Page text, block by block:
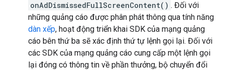
onAdDismissedFullScreenContent() . Đối với
những quảng cáo được phân phát thông qua tính năng
dàn xếp, hoạt động triển khai SDK của mạng quảng
cáo bên thứ ba sẽ xác định thứ tự lệnh gọi lại. Đối với
các SDK của mạng quảng cáo cung cấp một lệnh gọi
lại đóng có thông tin về phần thưởng, bộ chuyển đổi